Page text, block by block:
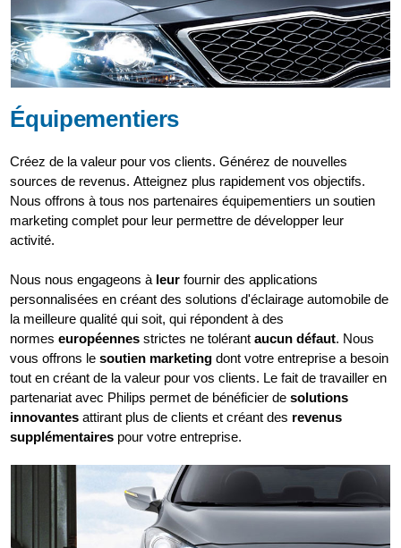
Équipementiers
Créez de la valeur pour vos clients. Générez de nouvelles
sources de revenus. Atteignez plus rapidement vos objectifs.
Nous offrons à tous nos partenaires équipementiers un soutien
marketing complet pour leur permettre de développer leur
activité.
Nous nous engageons à leur fournir des applications
personnalisées en créant des solutions d'éclairage automobile de
la meilleure qualité qui soit, qui répondent à des
normeseuropéennes strictes ne tolérantaucun défaut. Nous
vous offrons lesoutien marketing dont votre entreprise a besoin
tout en créant de la valeur pour vos clients. Le fait de travailler en
partenariat avec Philips permet de bénéficier desolutions
innovantes attirant plus de clients et créant des revenus
supplémentaires pour votre entreprise.